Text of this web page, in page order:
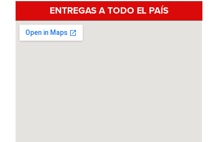
ENTREGAS A TODO EL PAÍS